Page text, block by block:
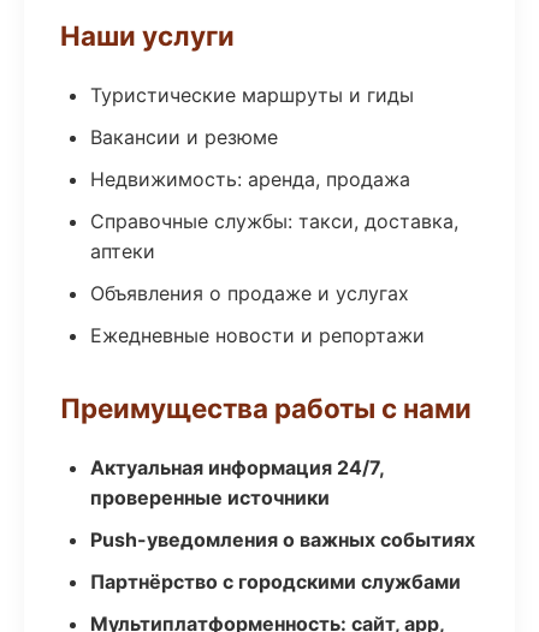
Наши услуги
Туристические маршруты и гиды
Вакансии и резюме
Недвижимость: аренда, продажа
Справочные службы: такси, доставка,
аптеки
Объявления о продаже и услугах
Ежедневные новости и репортажи
Преимущества работы с нами
Актуальная информация 24/7,
проверенные источники
Push-уведомления о важных событиях
Партнёрство с городскими службами
Мультиплатформенность: сайт, app,